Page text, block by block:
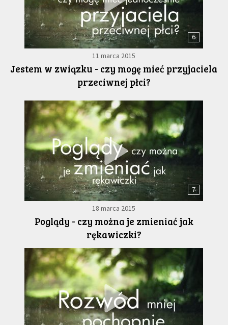
6
11 marca 2015
Jestem w związku - czy mogę mieć przyjaciela
przeciwnej płci?
7
18 marca 2015
Poglądy - czy można je zmieniać jak
rękawiczki?